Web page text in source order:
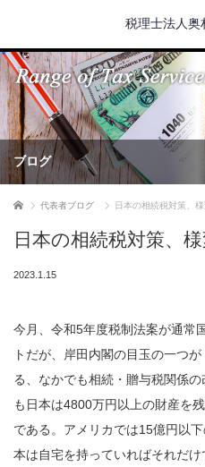
税理士法人奥
ブログ
ホーム 代表者ブログ 日本の相続税対策、様
日本の相続税対策、様
2023.1.15
今月、令和5年度税制法案が通常
トだが、岸田内閣の目玉の一つ
る、なかでも相続・贈与税関係
も日本は4800万円以上の財産を
である。アメリカでは15億円以
本は自宅を持っていればそれだ